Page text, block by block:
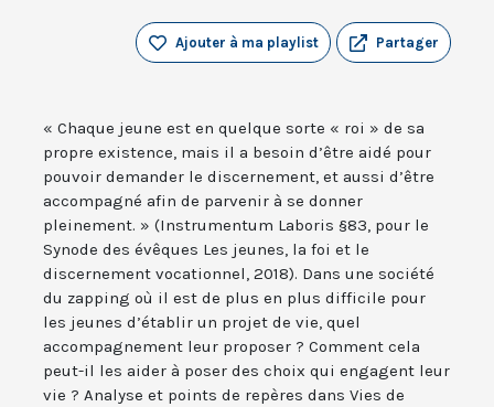
Partager
Ajouter à ma playlist
« Chaque jeune est en quelque sorte « roi » de sa
propre existence, mais il a besoin d’être aidé pour
pouvoir demander le discernement, et aussi d’être
accompagné afin de parvenir à se donner
pleinement. » (Instrumentum Laboris §83, pour le
Synode des évêques Les jeunes, la foi et le
discernement vocationnel, 2018). Dans une société
du zapping où il est de plus en plus difficile pour
les jeunes d’établir un projet de vie, quel
accompagnement leur proposer ? Comment cela
peut-il les aider à poser des choix qui engagent leur
vie ? Analyse et points de repères dans Vies de